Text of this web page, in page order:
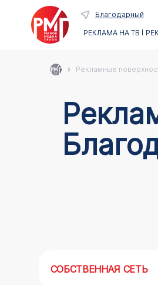
Благодарный
РЕКЛАМА НА ТВ
Рекламные
СОБСТВЕННАЯ СЕТЬ